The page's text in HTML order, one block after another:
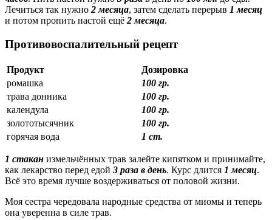
Лечиться так нужно 2 месяца, затем сделать перерыв 1 месяц
и потом пропить настой ещё 2 месяца.
Противовоспалительный рецепт
Продукт
Дозировка
ромашка
100 гр.
трава донника
100 гр.
календула
100 гр.
золототысячник
100 гр.
горячая вода
1 ст.
1 стакан измельчённых трав залейте кипятком и принимайте,
как лекарство перед едой 3 раза в день. Курс длится 1 месяц.
Всё это время лучше воздерживаться от половой жизни.
Моя сестра чередовала народные средства от миомы и теперь
она уверенна в силе трав.